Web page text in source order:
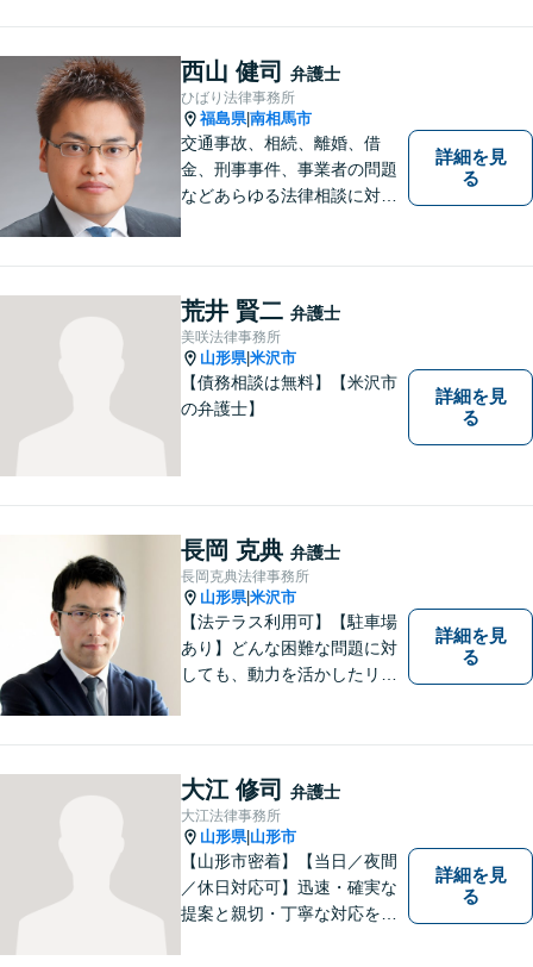
西山 健司 弁護士
ひばり法律事務所
福島県|南相馬市
交通事故、相続、離婚、借
金、刑事事件、事業者の問題
などあらゆる法律相談に対応
守ることが第一です。 お困り
ごとがありましたら、まずは
ご相談ください。
詳細を見
る
荒井 賢二 弁護士
美咲法律事務所
山形県|米沢市
【債務相談は無料】【米沢市
の弁護士】
詳細を見
る
長岡 克典 弁護士
長岡克典法律事務所
山形県|米沢市
【法テラス利用可】【駐車場
あり】どんな困難な問題に対
しても、動力を活かしたリー
いた案件は1日でも早く解決す
るよう努力することで早期解
決を目指します。 お気軽にご
相談ください。
詳細を見
る
大江 修司 弁護士
大江法律事務所
山形県| 山形市
【山形市密着】【当日／夜間
／休日対応可】迅速・確実な
提案と親切・丁寧な対応をい
詳細を見
る